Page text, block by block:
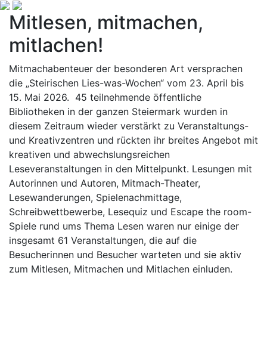
Mitlesen, mitmachen,
mitlachen!
Mitmachabenteuer der besonderen Art versprachen
die „Steirischen Lies-was-Wochen“ vom 23. April bis
15. Mai 2026. 45 teilnehmende öffentliche
Bibliotheken in der ganzen Steiermark wurden in
diesem Zeitraum wieder verstärkt zu Veranstaltungs-
und Kreativzentren und rückten ihr breites Angebot mit
kreativen und abwechslungsreichen
Leseveranstaltungen in den Mittelpunkt. Lesungen mit
Autorinnen und Autoren, Mitmach-Theater,
Lesewanderungen, Spielenachmittage,
Schreibwettbewerbe, Lesequiz und Escape the room-
Spiele rund ums Thema Lesen waren nur einige der
insgesamt 61 Veranstaltungen, die auf die
Besucherinnen und Besucher warteten und sie aktiv
zum Mitlesen, Mitmachen und Mitlachen einluden.